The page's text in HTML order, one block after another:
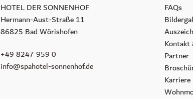
Golf
Ausflugsziele
Fitnessstudio
Aktiv in der Natur
HOTEL DER SONNENHOF
Hermann-Aust-Straße 11
86825 Bad Wörishofen
+49 8247 959 0
info@spahotel-sonnenhof.de
FAQs
Kontakt
Partner
Karriere